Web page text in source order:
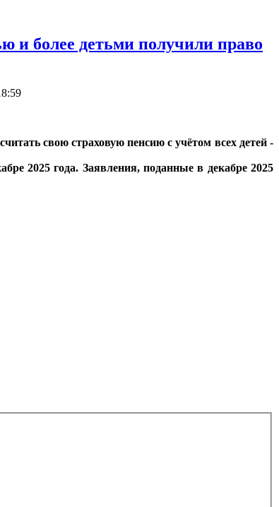
и более детьми получили право
свою страховую пенсию с учётом всех детей -
2025 года. Заявления, поданные в декабре 2025